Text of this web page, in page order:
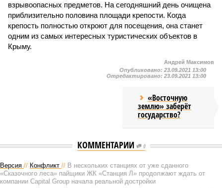
взрывоопасных предметов. На сегодняшний день очищена
приблизительно половина площади крепости. Когда
крепость полностью откроют для посещения, она станет
одним из самых интересных туристических объектов в
Крыму.
Андрей Максимов
Опубликовано: 23.09.2021 13:00
Отредактировано: 23.09.2021 13:00
«Восточную
землю» заберёт
государство?
КОММЕНТАРИИ 0
Версия // Конфликт // В нескольких станциях от уже сданного
«Сказочного леса» пайщики ЖК «Станция Л» продолжают ждать от
компании Capital Group начала реальной достройки